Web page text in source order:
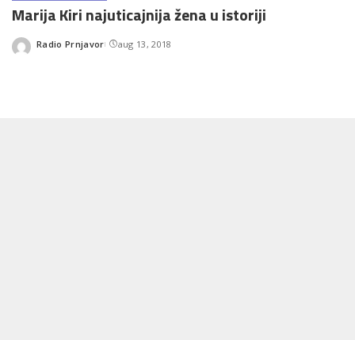
Marija Kiri najuticajnija žena u istoriji
Posted
Radio Prnjavor aug 13, 2018